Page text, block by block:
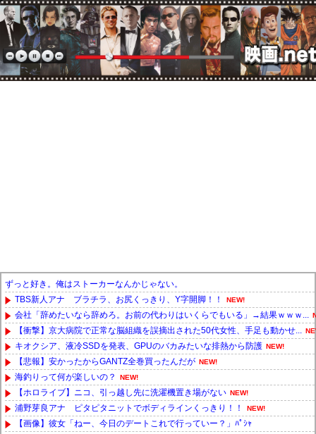
ずっと好き。俺はストーカーなんかじゃない。
TBS新人アナ ブラチラ、お尻くっきり、Y字開脚！！
NEW!
会社「辞めたいなら辞めろ。お前の代わりはいくらでもいる」→結果ｗｗｗ...
【衝撃】京大病院で正常な脳組織を誤摘出された50代女性、手足も動かせ...
キオクシア、液冷SSDを発表、GPUのバカみたいな排熱から防護 NEW!
【悲報】安かったからGANTZ全巻買ったんだが NEW!
海釣りって何が楽しいの？ NEW!
【ホロライブ】ニコ、引っ越し先に洗濯機置き場がない NEW!
浦野芽良アナ ピタピタニットでボディラインくっきり！！ NEW!
【画像】彼女「ねー、今日のデートこれで行っていー？」ﾊﾟｼｬ